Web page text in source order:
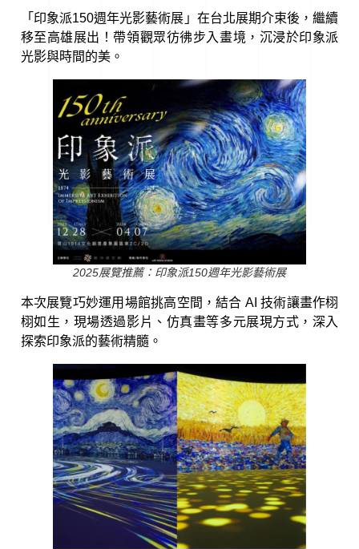
「印象派150週年光影藝術展」在台北展期介束後，繼續
移至高雄展出！帶領觀眾彷彿步入畫境，沉浸於印象派
光影與時間的美。
2025展覽推薦：印象派150週年光影藝術展
本次展覽巧妙運用場館挑高空間，結合 AI 技術讓畫作栩
栩如生，現場透過影片、仿真畫等多元展現方式，深入
探索印象派的藝術精髓。